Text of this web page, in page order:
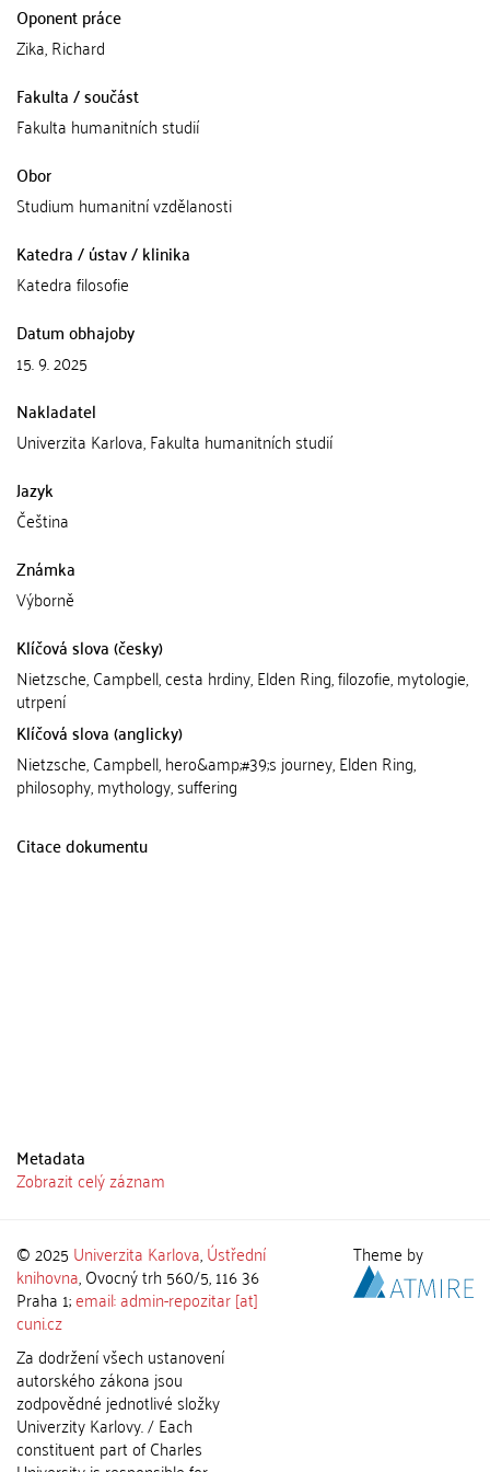
Oponent práce
Zika, Richard
Fakulta / součást
Fakulta humanitních studií
Obor
Studium humanitní vzdělanosti
Katedra / ústav / klinika
Katedra filosofie
Datum obhajoby
15. 9. 2025
Nakladatel
Univerzita Karlova, Fakulta humanitních studií
Jazyk
Čeština
Známka
Výborně
Klíčová slova (česky)
Nietzsche, Campbell, cesta hrdiny, Elden Ring, filozofie, mytologie,
utrpení
Klíčová slova (anglicky)
Nietzsche, Campbell, hero&amp;#39;s journey, Elden Ring,
philosophy, mythology, suffering
Citace dokumentu
Metadata
Zobrazit celý záznam
© 2025 Univerzita Karlova,Ústřední
knihovna, Ovocný trh 560/5, 116 36
Praha 1;email: admin-repozitar [at]
cuni.cz
Za dodržení všech ustanovení
autorského zákona jsou
zodpovědné jednotlivé složky
Univerzity Karlovy. / Each
constituent part of Charles
Theme by